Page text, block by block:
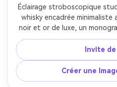
Éclairage stroboscopique
whisky encadrée minimaliste
noir et or de luxe, un
notes de dégustation
épaisse pour un
droit, typographie nette,
réaliste et brillance
Invite
Créer une